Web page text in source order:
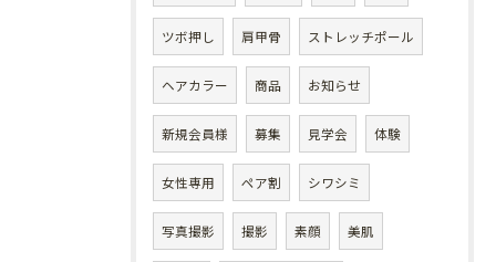
ツボ押し 肩甲骨 ストレッチポール
ヘアカラー 商品 お知らせ
新規会員様 募集 見学会 体験
女性専用 ペア割 シワシミ
写真撮影 撮影 素顔 美肌